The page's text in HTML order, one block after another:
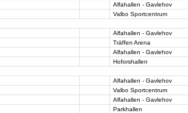
Alfahallen - Gavlehov
Valbo Sportcentrum
Alfahallen - Gavlehov
Träffen Arena
Alfahallen - Gavlehov
Hoforshallen
Alfahallen - Gavlehov
Valbo Sportcentrum
Alfahallen - Gavlehov
Parkhallen